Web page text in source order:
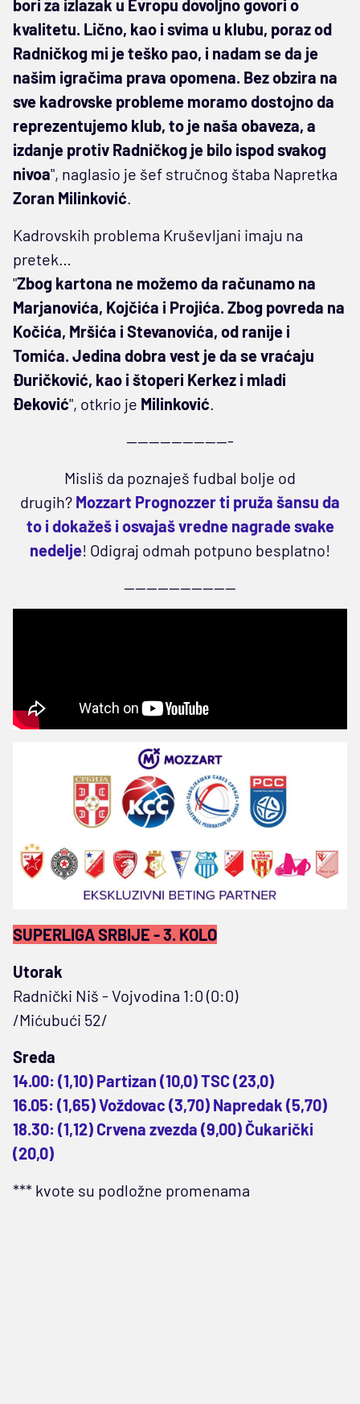
bori za izlazak u Evropu dovoljno govori o
kvalitetu. Lično, kao i svima u klubu, poraz od
Radničkog mi je teško pao, i nadam se da je
našim igračima prava opomena. Bez obzira na
sve kadrovske probleme moramo dostojno da
reprezentujemo klub, to je naša obaveza, a
izdanje protiv Radničkog je bilo ispod svakog
nivoa", naglasio je šef stručnog štaba Napretka
Zoran Milinković.
Kadrovskih problema Kruševljani imaju na
pretek…
"Zbog kartona ne možemo da računamo na
Marjanovića, Kojčića i Projića. Zbog povreda na
Kočića, Mršića i Stevanovića, od ranije i
Tomića. Jedina dobra vest je da se vraćaju
Đuričković, kao i štoperi Kerkez i mladi
Đeković", otkrio je Milinković.
-------------------
Misliš da poznaješ fudbal bolje od
drugih? Mozzart Prognozzer ti pruža šansu da
to i dokažeš i osvajaš vredne nagrade svake
nedelje! Odigraj odmah potpuno besplatno!
--------------------
SUPERLIGA SRBIJE - 3. KOLO
Utorak
Radnički Niš - Vojvodina 1:0 (0:0)
/Mićubući 52/
Sreda
14.00: (1,10) Partizan (10,0) TSC (23,0)
16.05: (1,65) Voždovac (3,70) Napredak (5,70)
18.30: (1,12) Crvena zvezda (9,00) Čukarički
(20,0)
*** kvote su podložne promenama